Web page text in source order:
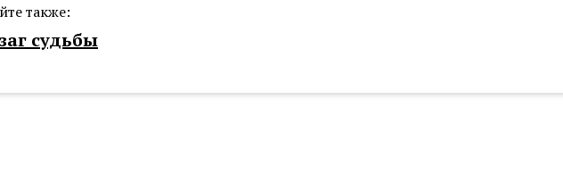
также:
судьбы